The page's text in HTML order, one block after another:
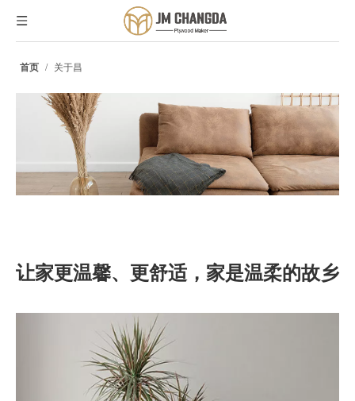
首页 / 关于昌
让家更温馨、更舒适，家是温柔的故乡